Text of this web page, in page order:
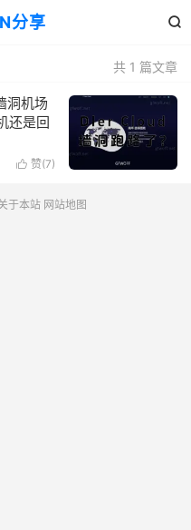
分享 
共 1 篇文章
洞机场
还是回
 赞(7)
于本站 网站地图